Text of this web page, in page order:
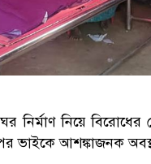
নির্মাণ নিয়ে
আশঙ্কাজনক